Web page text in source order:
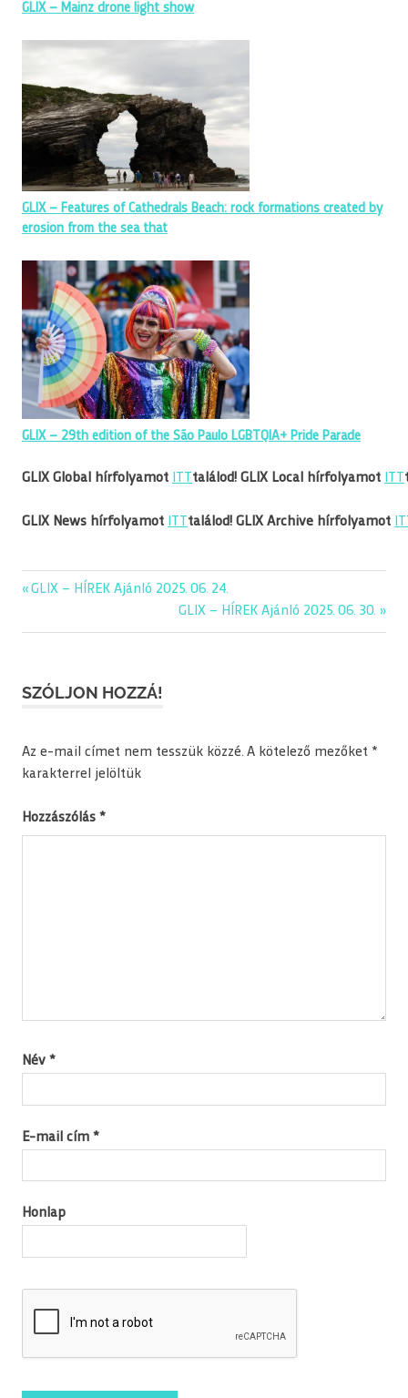
GLIX – Mainz drone light show
GLIX – Features of Cathedrals Beach: rock formations created by
erosion from the sea that
GLIX – 29th edition of the São Paulo LGBTQIA+ Pride Parade
GLIX Global hírfolyamot találod! GLIX Local hírfolyamot
GLIX News hírfolyamot találod! GLIX Archive hírfolyamot
Bejegyzés
navigáció
Previous
GLIX – HÍREK Ajánló 2025. 06. 24.
Next
Post:
GLIX – HÍREK Ajánló 2025. 06. 30.
SZÓLJON HOZZÁ!
Az e-mail címet nem tesszük közzé. A kötelező mezőket *
karakterrel jelöltük
Hozzászólás *
Név *
E-mail cím *
Honlap